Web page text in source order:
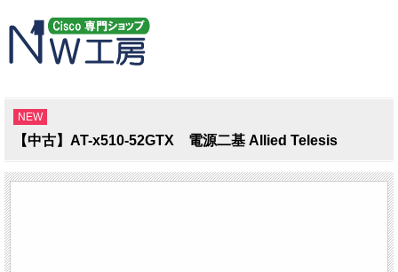
NEW
【中古】AT-x510-52GTX 電源二基 Allied Telesis